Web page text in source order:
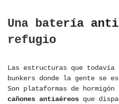
Una batería
refugio
Las estructuras que todavía
bunkers donde la gente se
Son plataformas de
cañones antiaéreos que